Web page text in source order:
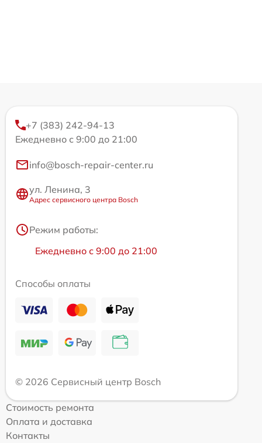
+7 (383) 242-94-13
Ежедневно с 9:00 до 21:00
info@bosch-repair-center.ru
ул. Ленина, 3
Адрес сервисного центра Bosch
Режим работы:
Ежедневно с 9:00 до 21:00
Способы оплаты
© 2026 Сервисный центр Bosch
Стоимость ремонта
Оплата и доставка
Контакты